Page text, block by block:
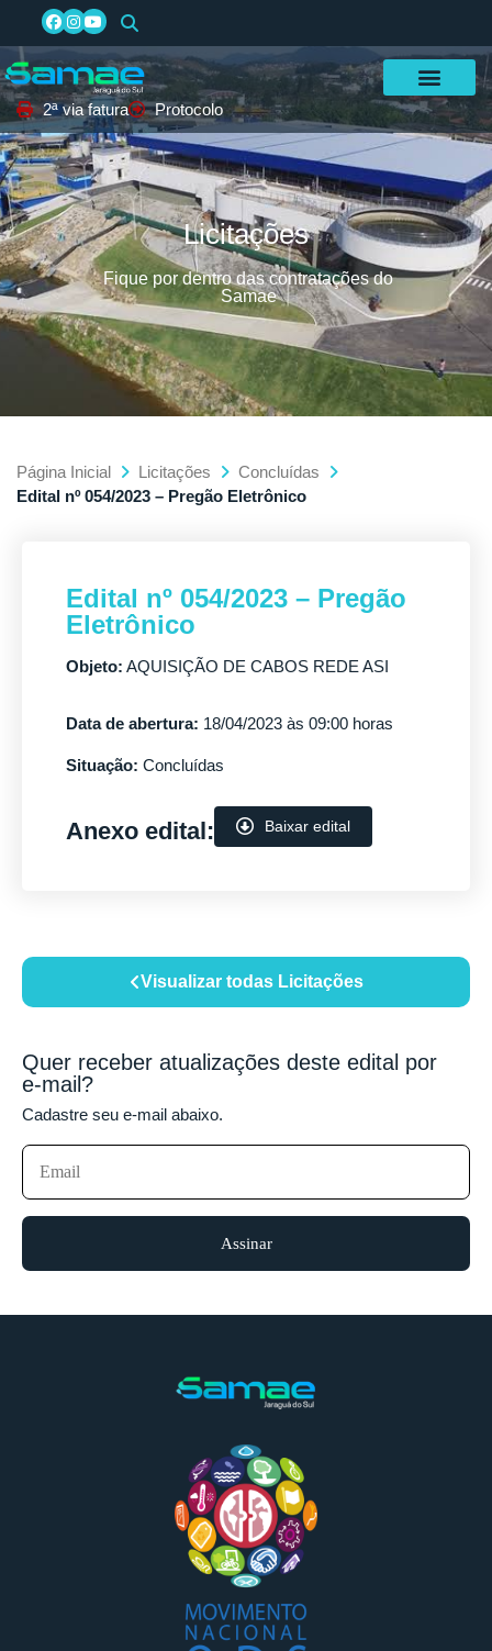
2ª via fatura Protocolo
Licitações
Fique por dentro das contratações do
Samae
Página Inicial Licitações
Concluídas
Edital nº 054/2023 – Pregão Eletrônico
Visualizar todas Licitações
Quer receber atualizações deste edital por
e-mail?
Cadastre seu e-mail abaixo.
Assinar
Edital nº 054/2023 – Pregão
Eletrônico
Objeto: AQUISIÇÃO DE CABOS REDE ASI
Data de abertura: 18/04/2023 às 09:00 horas
Situação: Concluídas
Anexo edital: Baixar edital